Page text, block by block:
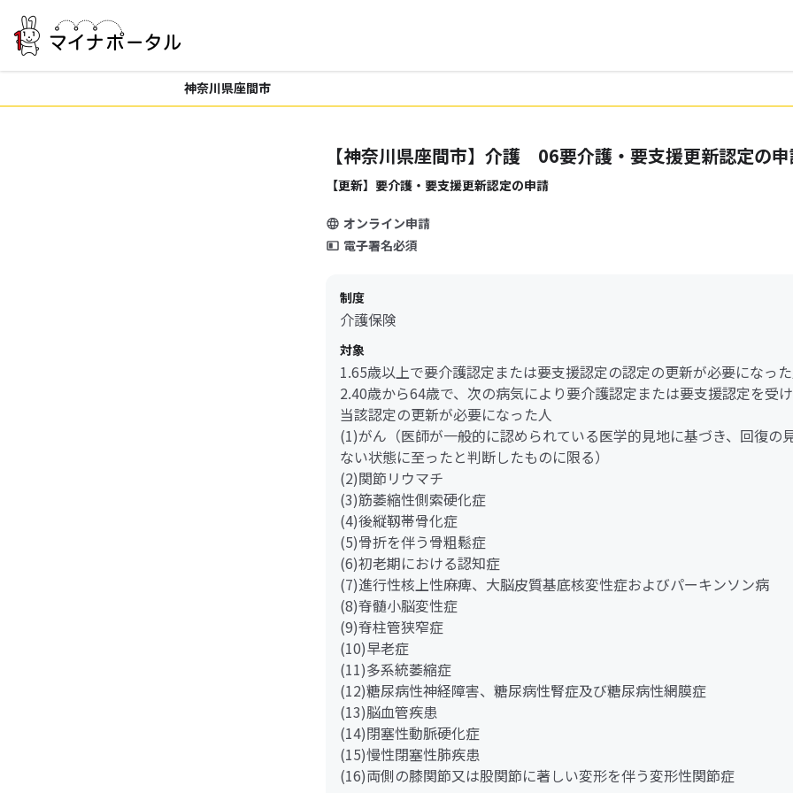
神奈川県座間市
【神奈川県座間市】介護 06要介護・要支援更新認定の
【更新】要介護・要支援更新認定の申請
オンライン申請
電子署名必須
制度
介護保険
対象
1.65歳以上で要介護認定または要支援認定の認定の更新が必要になっ
2.40歳から64歳で、次の病気により要介護認定または要支援認定を受
当該認定の更新が必要になった人
(1)がん（医師が一般的に認められている医学的見地に基づき、回復の
ない状態に至ったと判断したものに限る）
(2)関節リウマチ
(3)筋萎縮性側索硬化症
(4)後縦靱帯骨化症
(5)骨折を伴う骨粗鬆症
(6)初老期における認知症
(7)進行性核上性麻痺、大脳皮質基底核変性症およびパーキンソン病
(8)脊髄小脳変性症
(9)脊柱管狭窄症
(10)早老症
(11)多系統萎縮症
(12)糖尿病性神経障害、糖尿病性腎症及び糖尿病性網膜症
(13)脳血管疾患
(14)閉塞性動脈硬化症
(15)慢性閉塞性肺疾患
(16)両側の膝関節又は股関節に著しい変形を伴う変形性関節症